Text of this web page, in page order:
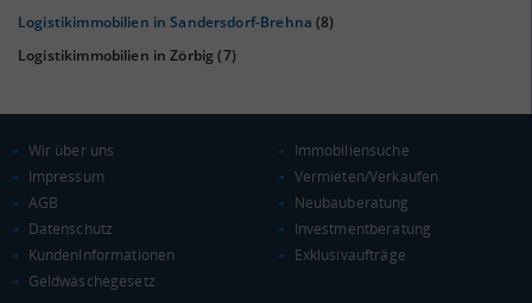
KAUFKRAFT
Euro pro Kopf
(Landkreis / Kreisfreie Stadt)
Kaufkraftindex
Logistikimmobilien in Sandersdorf-Brehna (8)
Logistikimmobilien in Zörbig(7)
Wir über uns
Impressum
AGB
Datenschutz
KundenInformationen
Geldwäschegesetz
Immobiliensuche
Vermieten/Verkaufen
Neubauberatung
Investmentberatung
Exklusivaufträge